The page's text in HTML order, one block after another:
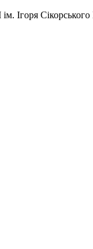
Ігоря